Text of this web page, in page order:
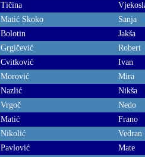
Tičina
Matić Skoko
Sanja
Bolotin
Jakša
Grgičević
Robert
Cvitković
Ivan
Morović
Mira
Nazlić
Nikša
Vrgoč
Nedo
Matić
Frano
Nikolić
Vedran
Pavlović
Mate